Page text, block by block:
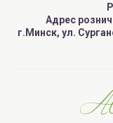
Адрес
г.Минск, ул.